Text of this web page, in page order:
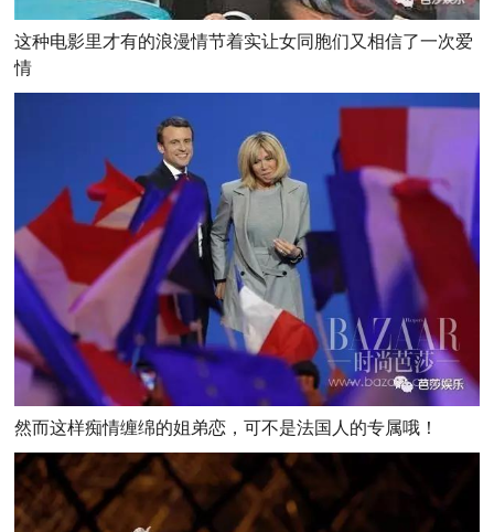
这种电影里才有的浪漫情节着实让女同胞们又相信了一次爱
情
然而这样痴情缠绵的姐弟恋，可不是法国人的专属哦！